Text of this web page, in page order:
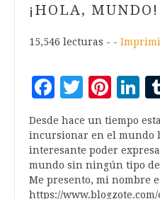
¡HOLA, MUNDO!
15,546 lecturas - -
Facebook
Twitter
Desde hace un tiempo
incursionar en el mundo
interesante poder
mundo sin ningún tipo
Me presento, mi nombre
https://www.blogzote.com/